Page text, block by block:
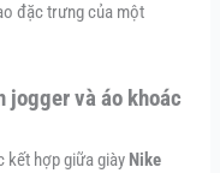
đặc trưng của một
jogger và áo khoác
kết hợp giữa giày Nike